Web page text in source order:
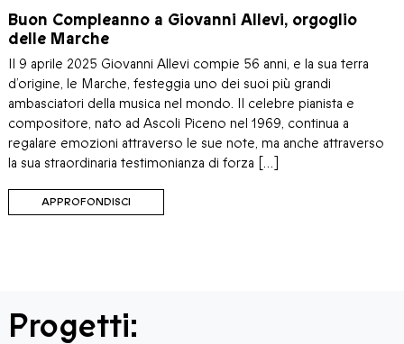
Buon Compleanno a Giovanni Allevi, orgoglio
delle Marche
Il 9 aprile 2025 Giovanni Allevi compie 56 anni, e la sua terra
d’origine, le Marche, festeggia uno dei suoi più grandi
ambasciatori della musica nel mondo. Il celebre pianista e
compositore, nato ad Ascoli Piceno nel 1969, continua a
regalare emozioni attraverso le sue note, ma anche attraverso
la sua straordinaria testimonianza di forza […]
APPROFONDISCI
Progetti: